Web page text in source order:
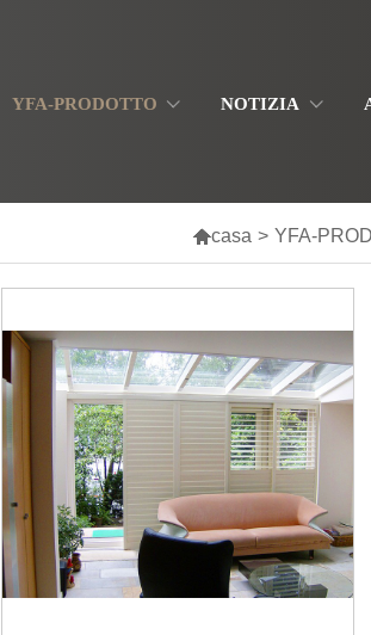
YFA-PRODOTTO NOTIZIA
casa > YFA-